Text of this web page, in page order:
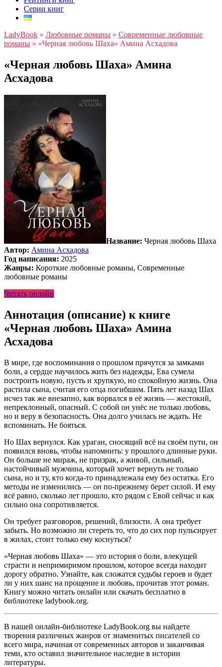
Серии книг
LadyBook » Любовные романы » Современные любовные
романы » «Черная любовь Шаха» Амина Асхадова
«Черная любовь Шаха» Амина
Асхадова
Название: Черная любовь Шаха
Автор: Амина Асхадова
Год написания: 2025
Жанры: Короткие любовные романы, Современные
любовные романы
Читать онлайн
Аннотация (описание) к книге
«Черная любовь Шаха» Амина
Асхадова
В мире, где воспоминания о прошлом прячутся за замками
боли, а сердце научилось жить без надежды, Ева сумела
построить новую, пусть и хрупкую, но спокойную жизнь. Она
растила сына, считая его отца погибшим. Пять лет назад Шах
исчез так же внезапно, как ворвался в её жизнь — жестокий,
непреклонный, опасный. С собой он унёс не только любовь,
но и веру в безопасность. Она долго училась не ждать. Не
вспоминать. Не бояться.
Но Шах вернулся. Как ураган, сносящий всё на своём пути, он
появился вновь, чтобы напомнить: у прошлого длинные руки.
Он больше не мираж, не призрак, а живой, сильный,
настойчивый мужчина, который хочет вернуть не только
сына, но и ту, кто когда-то принадлежала ему без остатка. Его
методы не изменились — он по-прежнему берет силой. И ему
всё равно, сколько лет прошло, кто рядом с Евой сейчас и как
сильно она сопротивляется.
Он требует разговоров, решений, близости. А она требует
забыть. Но возможно ли стереть то, что до сих пор пульсирует
в жилах, стоит только ему коснуться?
«Черная любовь Шаха» — это история о боли, влекущей
страсти и непримиримом прошлом, которое всегда находит
дорогу обратно. Узнайте, как сложатся судьбы героев и будет
ли у них шанс на прощение и любовь, прочитав этот роман.
Книгу можно читать онлайн или скачать бесплатно в
библиотеке ladybook.org.
В нашей онлайн-библиотеке LadyBook.org вы найдете
творения различных жанров от знаменитых писателей со
всего мира, начиная от современных авторов и заканчивая
теми, кто оставил значительное наследие в истории
литературы.